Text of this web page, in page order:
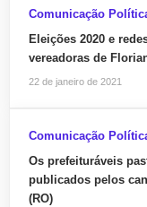
Comunicação
Eleições 2020 e
vereadoras de
22 de janeiro de 2021
Comunicação
Os prefeituráveis
publicados pelos
(RO)